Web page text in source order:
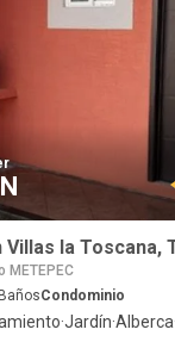
Villas la Toscana,
METEPEC
BañosCondominio
·Jardín·Alberca